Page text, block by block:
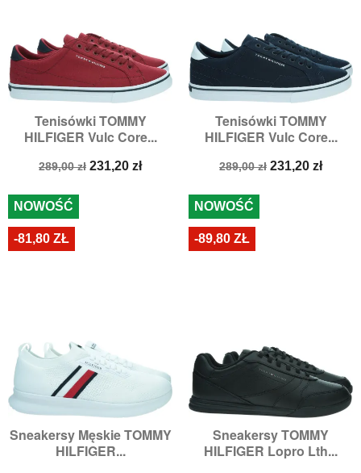
Tenisówki TOMMY
HILFIGER Vulc Core...
Cena
289,00 zł Cena
231,20 zł
Tenisówki TOMMY
HILFIGER Vulc Core...
Cena
289,00 zł Cena
231,20 zł
Sneakersy Męskie TOMMY
HILFIGER...
NOWOŚĆ
-81,80 ZŁ
Sneakersy TOMMY
HILFIGER Lopro Lth...
NOWOŚĆ
-89,80 ZŁ